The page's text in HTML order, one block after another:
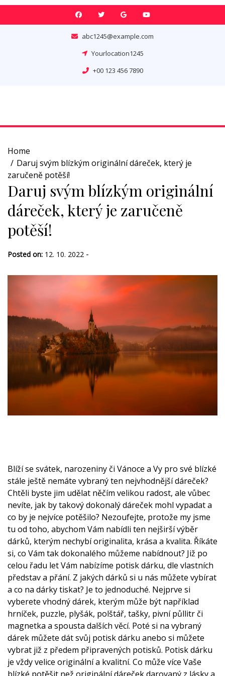
Skip
abc1245@example.com
Yourlocation1245
+00 123 456 7890
Home
Daruj svým blízkým originální dáreček, který je
zaručeně potěší!
Daruj svým blízkým originální
dáreček, který je zaručeně
potěší!
Posted on: 12. 10. 2022 -
Blíží se svátek, narozeniny či Vánoce a Vy pro své blízké
stále ještě nemáte vybraný ten nejvhodnější dáreček?
Chtěli byste jim udělat něčím velikou radost, ale vůbec
nevíte, jak by takový dokonalý dáreček mohl vypadat a
co by je nejvíce potěšilo? Nezoufejte, protože my jsme
tu od toho, abychom Vám nabídli ten nejširší výběr
dárků, kterým nechybí originalita, krása a kvalita. Říkáte
si, co Vám tak dokonalého můžeme nabídnout? Již po
celou řadu let Vám nabízíme potisk dárku, dle vlastních
představ a přání. Z jakých dárků si u nás můžete vybírat
a co na dárky tiskat? Je to jednoduché. Nejprve si
vyberete vhodný dárek, kterým může být například
hrníček, puzzle, plyšák, polštář, tašky, pivní půllitr či
magnetka a spousta dalších věcí. Poté si na vybraný
dárek můžete dát svůj potisk dárku anebo si můžete
vybrat již z předem připravených potisků. Potisk dárku
je vždy velice originální a kvalitní. Co může více Vaše